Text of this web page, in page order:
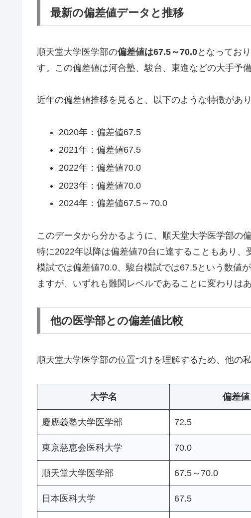
最新の偏差値データと推移
順天堂大学医学部の偏差値は67.5～70.0となってお
す。この偏差値は河合塾、駿台、東進などの大手予
近年の偏差値推移を見ると、以下のような特徴があり
2020年：偏差値67.5
2021年：偏差値67.5
2022年：偏差値70.0
2023年：偏差値70.0
2024年：偏差値67.5～70.0
このデータから分かるように、順天堂大学医学部の
特に2022年以降は偏差値70台に達することもあり
模試では偏差値70.0、駿台模試では67.5という数値
ますが、いずれも難関レベルであることに変わりはあ
他の医学部との偏差値比較
順天堂大学医学部の位置づけを理解するため、他の
大学名 偏差値
慶應義塾大学医学部 72.5
東京慈恵会医科大学 70.0
順天堂大学医学部 67.5～70.0
日本医科大学 67.5